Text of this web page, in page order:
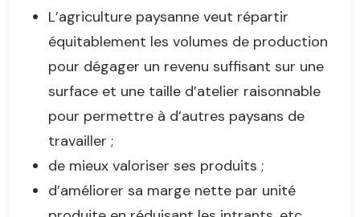
L’agriculture paysanne veut répartir
équitablement les volumes de production
pour dégager un revenu suffisant sur une
surface et une taille d’atelier raisonnable
pour permettre à d’autres paysans de
travailler ;
de mieux valoriser ses produits ;
d’améliorer sa marge nette par unité